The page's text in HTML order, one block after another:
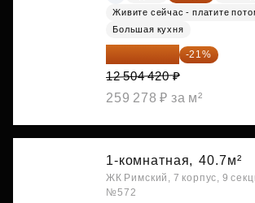
Живите сейчас - платите
Большая кухня
-21%
12 504 420 ₽
259 278 ₽ за м²
1-комнатная, 40.7м²
ЖК Римский, 7 корпус, 9
№572